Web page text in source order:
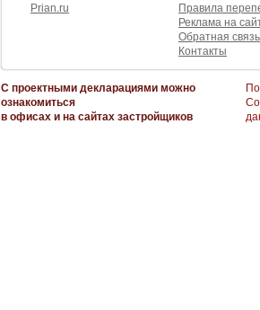
Prian.ru
Правила
Реклама на
Обратная связь
Контакты
С проектными декларациями можно
ознакомиться
в офисах и на сайтах застройщиков